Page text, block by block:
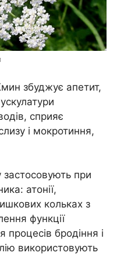
збуджує апетит,
сприяє
і мокротиння,
при
атонії,
кольках з
функції
процесів бродіння і
використовують